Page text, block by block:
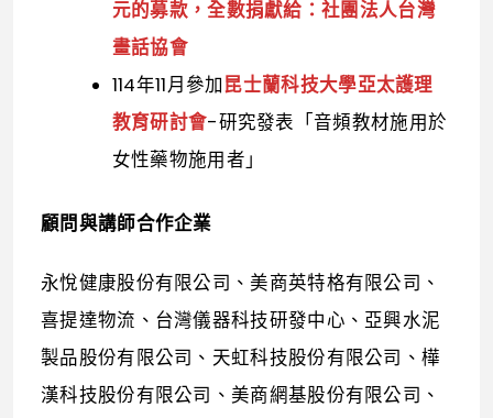
元的募款，全數捐獻給：社團法人台灣
畫話協會
114年11月參加昆士蘭科技大學亞太護理
教育研討會-研究發表「音頻教材施用於
女性藥物施用者」
顧問與講師合作企業
永悅健康股份有限公司、美商英特格有限公司、
喜提達物流、台灣儀器科技研發中心、亞興水泥
製品股份有限公司、天虹科技股份有限公司、樺
漢科技股份有限公司、美商網基股份有限公司、